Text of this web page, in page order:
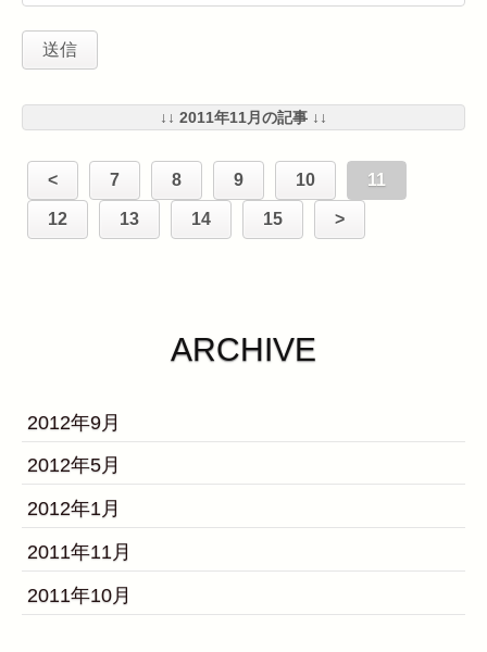
↓↓ 2011年11月の記事 ↓↓
< 7 8 9 10 11
12 13 14 15 >
ARCHIVE
2012年9月
2012年5月
2012年1月
2011年11月
2011年10月